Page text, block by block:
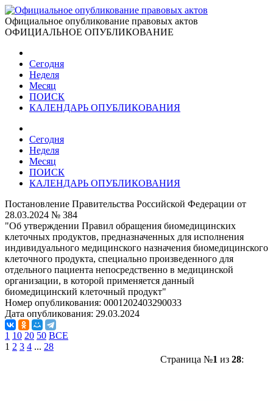
Официальное опубликование правовых актов
ОФИЦИАЛЬНОЕ ОПУБЛИКОВАНИЕ
Сегодня
Неделя
Месяц
ПОИСК
КАЛЕНДАРЬ ОПУБЛИКОВАНИЯ
Сегодня
Неделя
Месяц
ПОИСК
КАЛЕНДАРЬ ОПУБЛИКОВАНИЯ
Постановление Правительства Российской Федерации от
28.03.2024 № 384
"Об утверждении Правил обращения биомедицинских
клеточных продуктов, предназначенных для исполнения
индивидуального медицинского назначения биомедицинского
клеточного продукта, специально произведенного для
отдельного пациента непосредственно в медицинской
организации, в которой применяется данный
биомедицинский клеточный продукт"
Номер опубликования: 0001202403290033
Дата опубликования: 29.03.2024
1 10 20 50 ВСЕ
1 2 3 4 ... 28
Страница №1 из 28: